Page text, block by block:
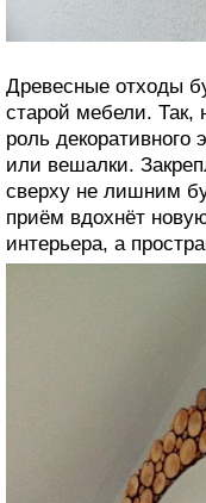
Древесные отходы
старой мебели. Так,
роль декоративного
или вешалки.
сверху не лишним
приём вдохнёт
интерьера, а